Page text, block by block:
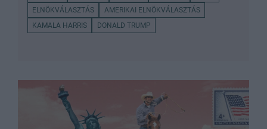
ELNÖKVÁLASZTÁS
AMERIKAI ELNÖKVÁLASZTÁS
KAMALA HARRIS
DONALD TRUMP